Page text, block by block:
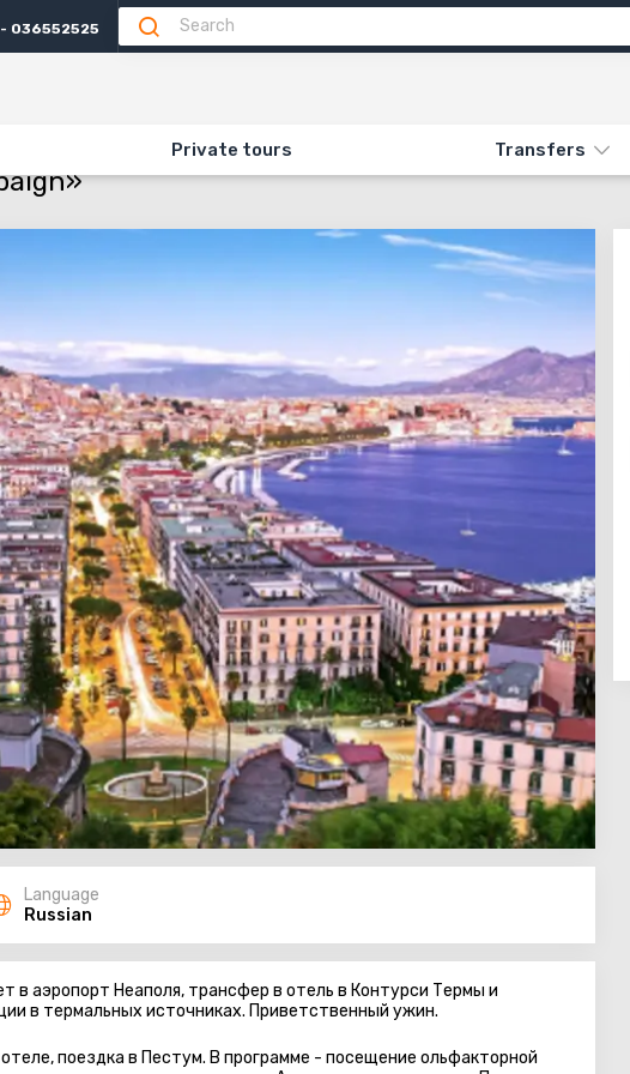
036552525
Private tours Transfers
EXCURSION «AUTHENTIC CAMPAIGN»
Language
Russian
в аэропорт Неаполя, трансфер в отель в Контурси Термы и
в термальных источниках. Приветственный ужин.
поездка в Пестум. В программе - посещение ольфакторной